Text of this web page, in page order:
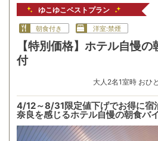
ゆこゆこベストプラン
朝食付き 洋室:禁煙
【特別価格】ホテル自慢
付
大人 2名1室時 おひ
4/12～8/31限定値下げでお得に宿
奈良を感じるホテル自慢の朝食バ